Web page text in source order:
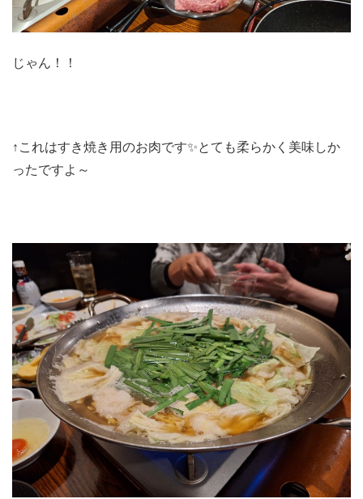
じゃん！！
↑これはすき焼き用のお肉です✨とても柔らかく美味しか
ったですよ～